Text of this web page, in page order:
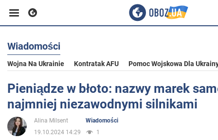
Biznes
Sport
Rozrywka
Wiadomości
Wojna Na Ukrainie Kontratak AFU Pomoc Wojskowa Dla
Pieniądze w błoto: nazwy marek
najmniej niezawodnymi silnikami
Alina Milsent
Wiadomości
19.10.2024 14:29
1